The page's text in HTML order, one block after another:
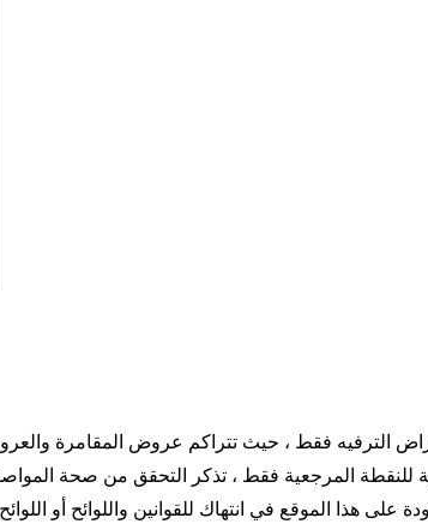
الترفيه فقط ، حيث تتراكم عروض المقامرة
للنقطة المرجعية فقط ، تذكر التحقق من صحة
على هذا الموقع في انتهاك للقوانين واللوائح أو